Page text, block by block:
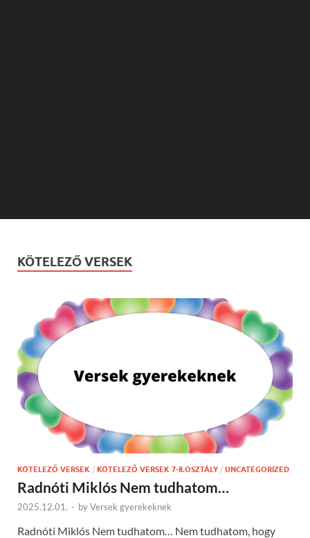
KÖTELEZŐ VERSEK
KÖTELEZŐ VERSEK / KÖTELEZŐ VERSEK 7-8.OSZTÁLY / UNCATEGORIZED
Radnóti Miklós Nem tudhatom…
2025.12.01. - byVersek gyerekeknek
Radnóti Miklós Nem tudhatom… Nem tudhatom, hogy